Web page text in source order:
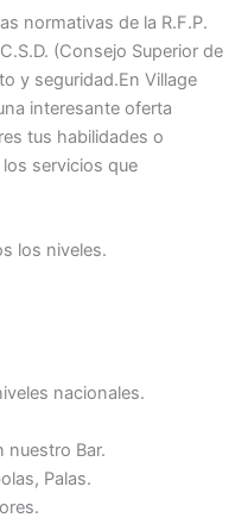
normativas de la R.F.P.
(Consejo Superior de
y seguridad.En Village
interesante oferta
tus habilidades o
servicios que
los niveles.
nacionales.
nuestro Bar.
Palas.